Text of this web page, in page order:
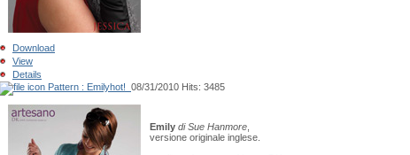
Download
View
Details
Pattern : Emilyhot! 08/31/2010 Hits: 3485
Emily di Sue Hanmore
versione originale inglese.